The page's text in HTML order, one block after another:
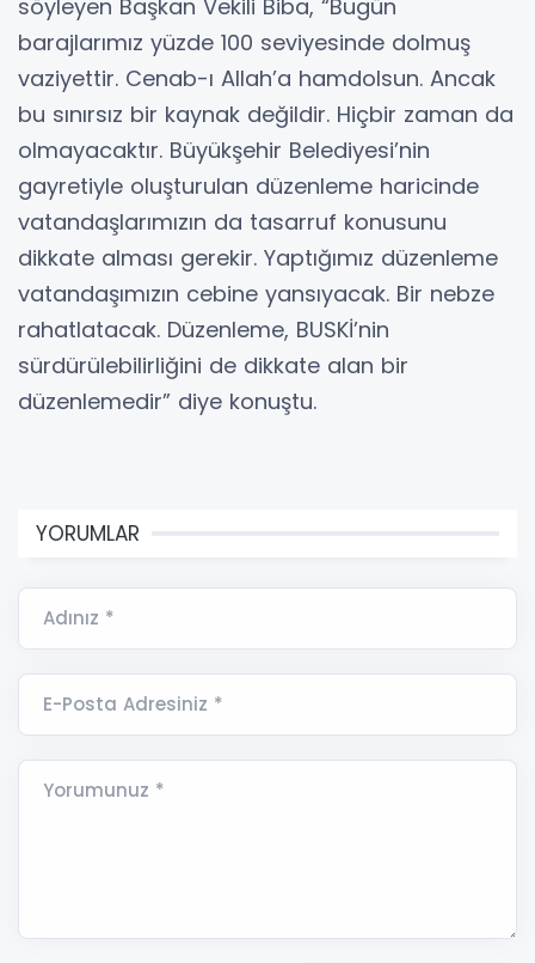
söyleyen Başkan Vekili Biba, “Bugün
barajlarımız yüzde 100 seviyesinde dolmuş
vaziyettir. Cenab-ı Allah’a hamdolsun. Ancak
bu sınırsız bir kaynak değildir. Hiçbir zaman da
olmayacaktır. Büyükşehir Belediyesi’nin
gayretiyle oluşturulan düzenleme haricinde
vatandaşlarımızın da tasarruf konusunu
dikkate alması gerekir. Yaptığımız düzenleme
vatandaşımızın cebine yansıyacak. Bir nebze
rahatlatacak. Düzenleme, BUSKİ’nin
sürdürülebilirliğini de dikkate alan bir
düzenlemedir” diye konuştu.
YORUMLAR
Adınız *
E-Posta Adresiniz *
Yorumunuz *